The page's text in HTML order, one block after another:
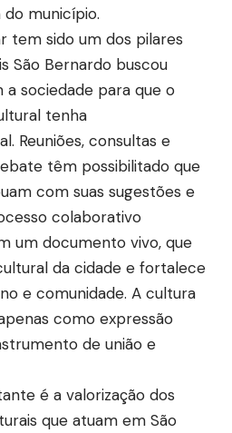
município.
tem sido um dos pilares
São Bernardo buscou
sociedade para que o
tenha
Reuniões, consultas e
têm possibilitado que
com suas sugestões e
colaborativo
um documento vivo, que
da cidade e fortalece
e comunidade. A cultura
como expressão
de união e
é a valorização dos
que atuam em São